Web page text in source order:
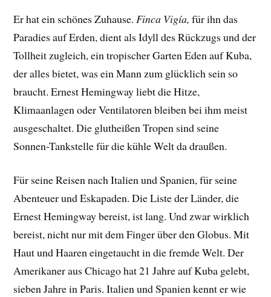
Er hat ein schönes Zuhause. Finca Vigía, für ihn das
Paradies auf Erden, dient als Idyll des Rückzugs und der
Tollheit zugleich, ein tropischer Garten Eden auf Kuba,
der alles bietet, was ein Mann zum glücklich sein so
braucht. Ernest Hemingway liebt die Hitze,
Klimaanlagen oder Ventilatoren bleiben bei ihm meist
ausgeschaltet. Die glutheißen Tropen sind seine
Sonnen-Tankstelle für die kühle Welt da draußen.
Für seine Reisen nach Italien und Spanien, für seine
Abenteuer und Eskapaden. Die Liste der Länder, die
Ernest Hemingway bereist, ist lang. Und zwar wirklich
bereist, nicht nur mit dem Finger über den Globus. Mit
Haut und Haaren eingetaucht in die fremde Welt. Der
Amerikaner aus Chicago hat 21 Jahre auf Kuba gelebt,
sieben Jahre in Paris. Italien und Spanien kennt er wie